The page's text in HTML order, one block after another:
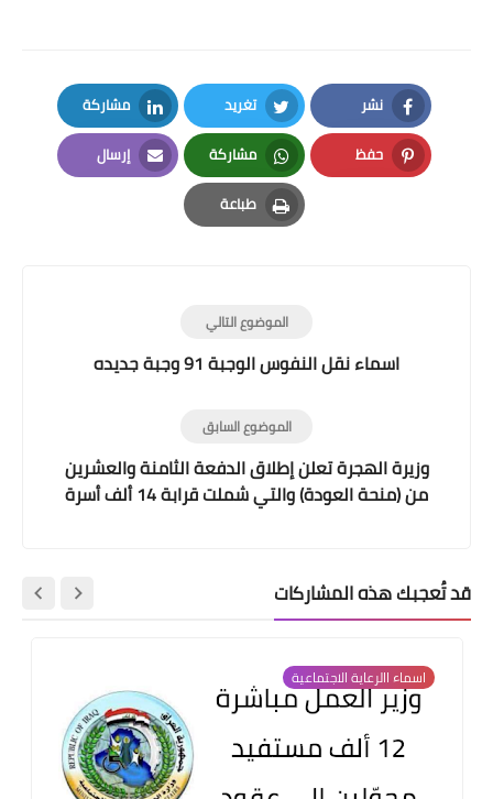
نشر
Facebook
تغريد
Twitter
مشاركة
LinkedIn
حفظ
Pinterest
مشاركة
Whatsapp
إرسال
Email
طباعة
Print
الموضوع التالي
اسماء نقل النفوس الوجبة 91 وجبة جديده
الموضوع السابق
وزيرة الهجرة تعلن إطلاق الدفعة الثامنة والعشرين
من (منحة العودة) والتي شملت قرابة 14 ألف أسرة
عائدة
قد تُعجبك هذه المشاركات
اسماء االرعاية الاجتماعية